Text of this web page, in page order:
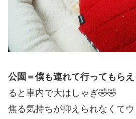
公園＝僕も連れて行ってもらえ
ると車内で大はしゃぎ🤣🤣
焦る気持ちが抑えられなくて